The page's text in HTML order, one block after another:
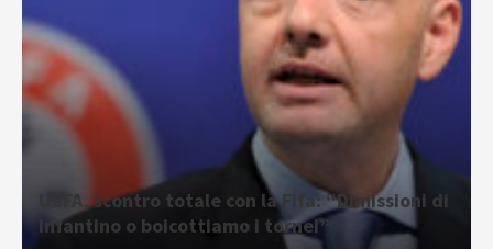
UEFA, scontro totale con la Fifa: “Dimissioni di
Infantino o boicottiamo i tornei”